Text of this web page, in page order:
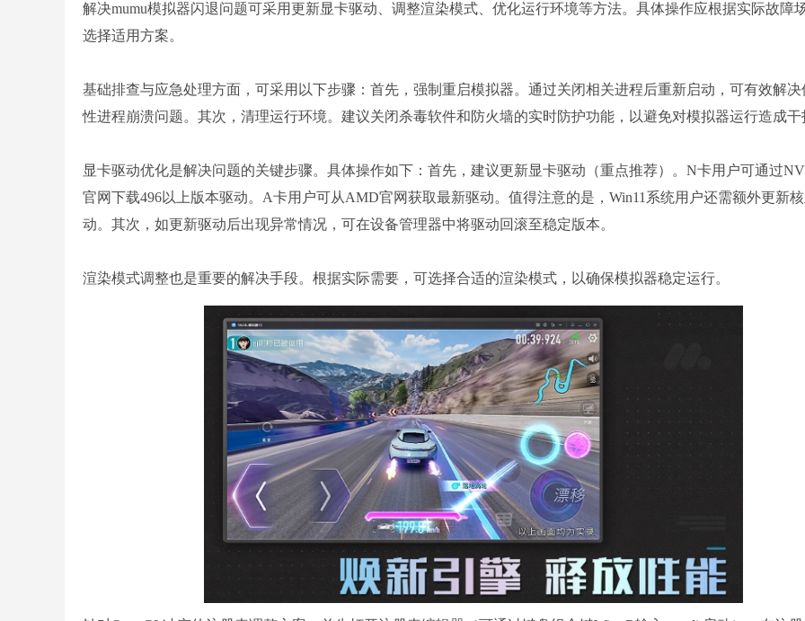
解决mumu模拟器闪退问题可采用更新显卡驱动、调整渲染模式、优化运行环境等方法。具体操作应根据实际故障
选择适用方案。
基础排查与应急处理方面，可采用以下步骤：首先，强制重启模拟器。通过关闭相关进程后重新启动，可有效解决
性进程崩溃问题。其次，清理运行环境。建议关闭杀毒软件和防火墙的实时防护功能，以避免对模拟器运行造成干
显卡驱动优化是解决问题的关键步骤。具体操作如下：首先，建议更新显卡驱动（重点推荐）。N卡用户可通过
官网下载496以上版本驱动。A卡用户可从AMD官网获取最新驱动。值得注意的是，Win11系统用户还需额外更新
动。其次，如更新驱动后出现异常情况，可在设备管理器中将驱动回滚至稳定版本。
渲染模式调整也是重要的解决手段。根据实际需要，可选择合适的渲染模式，以确保模拟器稳定运行。